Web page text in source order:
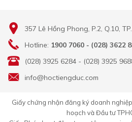
357 Lê Hồng Phong, P.2, Q.10,
Hotline: 1900 7060 - (028) 3622
(028) 3925 6284 - (028) 3925
info@hoctiengduc.com
Giấy chứng nhận đăng ký doanh
hoạch và Đầu tư